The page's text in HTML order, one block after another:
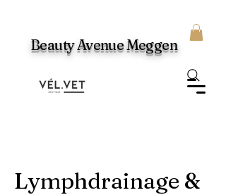
Beauty Avenue Meggen
Lymphdrainage &